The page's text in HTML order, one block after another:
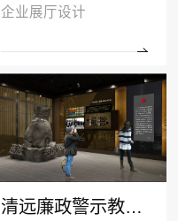
企业展厅设计
清远廉政警示教育基地多媒体展厅设计